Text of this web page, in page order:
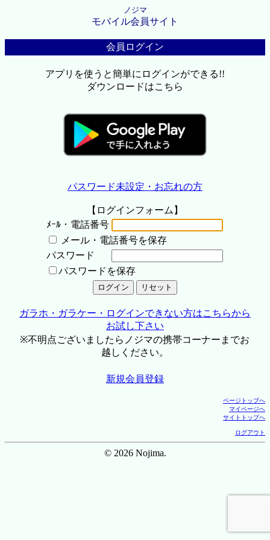
ノジマ
モバイル会員サイト
会員ログイン
アプリを使うと簡単にログインができる!!
ダウンロードはこちら
パスワード未設定・お忘れの方
【ログインフォーム】
ﾒｰﾙ・電話番号
メール・電話番号を保存
パスワード
パスワードを保存
ガラホ・ガラケー・ログインできない方はこちらから
お試し下さい
※不明点ございましたらノジマの携帯コーナーまでお
越しください。
新規会員登録
ページトップへ
マイページへ
サイトトップへ
ログアウト
© 2026 Nojima.